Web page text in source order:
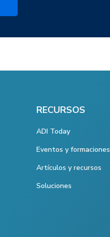
RECURSOS
ADI Today
Eventos y formaciones
Artículos y recursos
Soluciones